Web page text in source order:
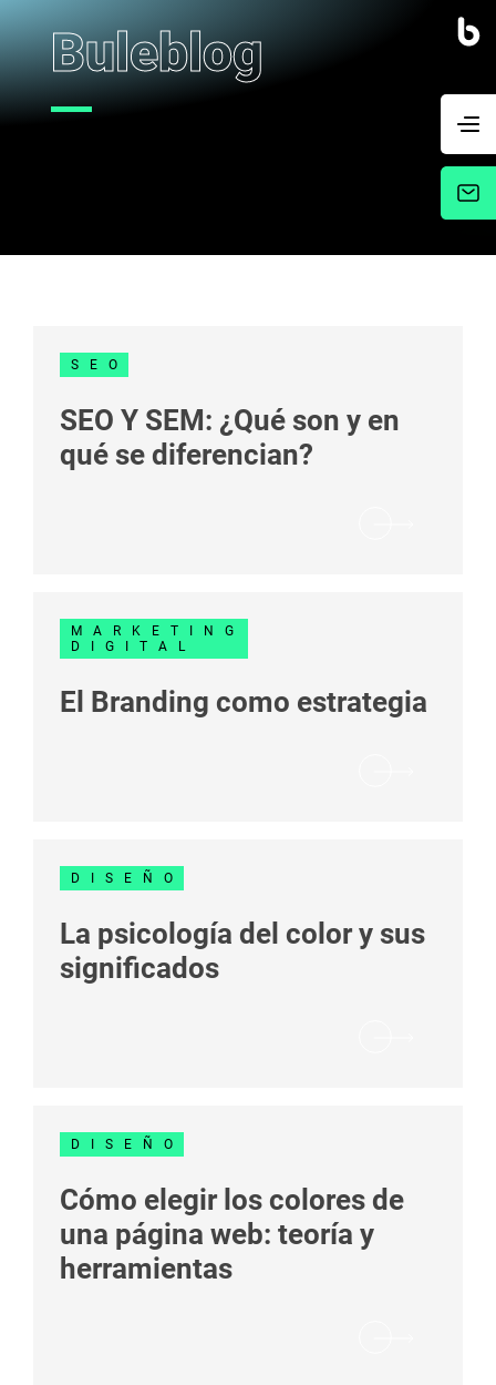
Buleblog
SEO
SEO Y SEM: ¿Qué son y en
qué se diferencian?
MARKETING
DIGITAL
El Branding como estrategia
DISEÑO
La psicología del color y sus
significados
DISEÑO
Cómo elegir los colores de
una página web: teoría y
herramientas